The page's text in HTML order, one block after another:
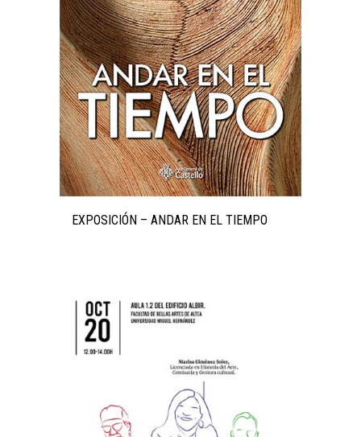
EXPOSICIÓN – ANDAR EN EL TIEMPO